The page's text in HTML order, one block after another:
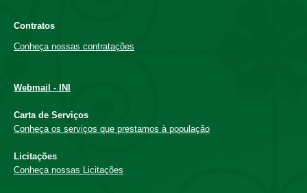
Contratos
Conheça nossas contratações
Webmail - INI
Carta de Serviços
Conheça os serviços que prestamos à população
Licitações
Conheça nossas Licitações